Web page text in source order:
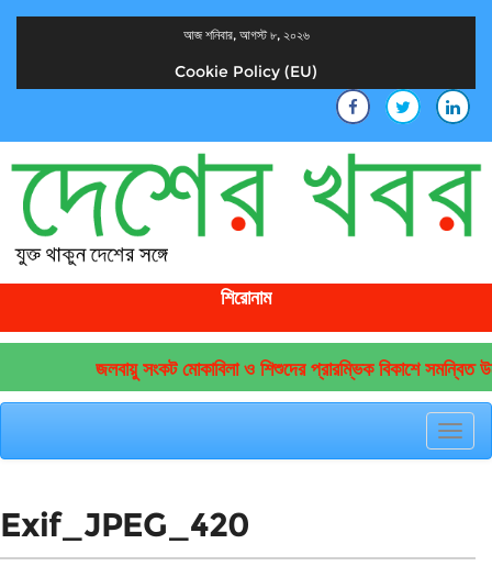
আজ শনিবার, আগস্ট ৮, ২০২৬
Cookie Policy (EU)
শিরোনাম
জলবায়ু সংকট মোকাবিলা ও শিশুদের প্রারম্ভিক বিকাশে সমন্বিত
Exif_JPEG_420